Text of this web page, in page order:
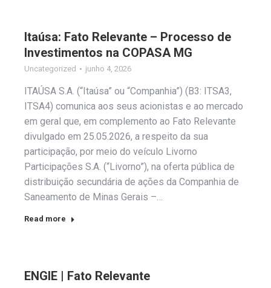
Itaúsa: Fato Relevante – Processo de
Investimentos na COPASA MG
Uncategorized junho 4, 2026
ITAÚSA S.A. (“Itaúsa” ou “Companhia”) (B3: ITSA3,
ITSA4) comunica aos seus acionistas e ao mercado
em geral que, em complemento ao Fato Relevante
divulgado em 25.05.2026, a respeito da sua
participação, por meio do veículo Livorno
Participações S.A. (“Livorno”), na oferta pública de
distribuição secundária de ações da Companhia de
Saneamento de Minas Gerais –…
Read more
ENGIE | Fato Relevante